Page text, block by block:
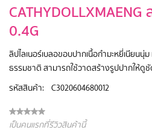
0.4G
ลิปไลเนอร์เบลอขอบปากเนื้อกำมะหยี่เนียนนุ่
ธรรมชาติ สามารถใช้วาดสร้างรูปปากให้ดู
รหัสสินค้า:
C3020604680012
เป็นคนแรกที่รีวิวสินค้านี้